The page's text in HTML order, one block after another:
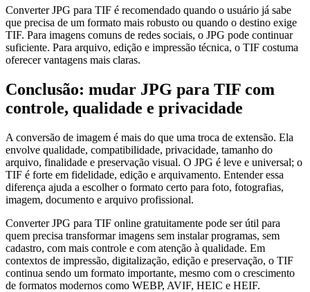
Converter JPG para TIF é recomendado quando o usuário já sabe
que precisa de um formato mais robusto ou quando o destino exige
TIF. Para imagens comuns de redes sociais, o JPG pode continuar
suficiente. Para arquivo, edição e impressão técnica, o TIF costuma
oferecer vantagens mais claras.
Conclusão: mudar JPG para TIF com
controle, qualidade e privacidade
A conversão de imagem é mais do que uma troca de extensão. Ela
envolve qualidade, compatibilidade, privacidade, tamanho do
arquivo, finalidade e preservação visual. O JPG é leve e universal; o
TIF é forte em fidelidade, edição e arquivamento. Entender essa
diferença ajuda a escolher o formato certo para foto, fotografias,
imagem, documento e arquivo profissional.
Converter JPG para TIF online gratuitamente pode ser útil para
quem precisa transformar imagens sem instalar programas, sem
cadastro, com mais controle e com atenção à qualidade. Em
contextos de impressão, digitalização, edição e preservação, o TIF
continua sendo um formato importante, mesmo com o crescimento
de formatos modernos como WEBP, AVIF, HEIC e HEIF.